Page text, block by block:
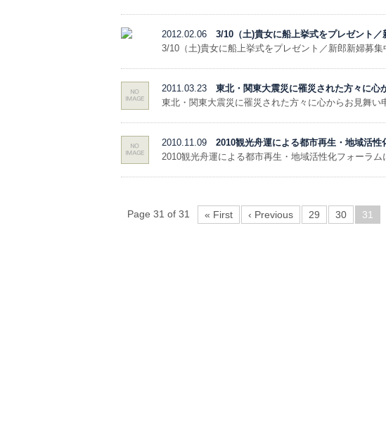
2012.02.06 3/10（土)貴女に船上挙式をプレゼント
3/10（土)貴女に船上挙式をプレゼント／新郎新婦募
2011.03.23 東北・関東大震災に罹災された方々に心
東北・関東大震災に罹災された方々に心からお見舞
2010.11.09 2010観光舟運による都市再生・地域活
2010観光舟運による都市再生・地域活性化フォーラ
Page 31 of 31 « First ‹ Previous 29 30 31